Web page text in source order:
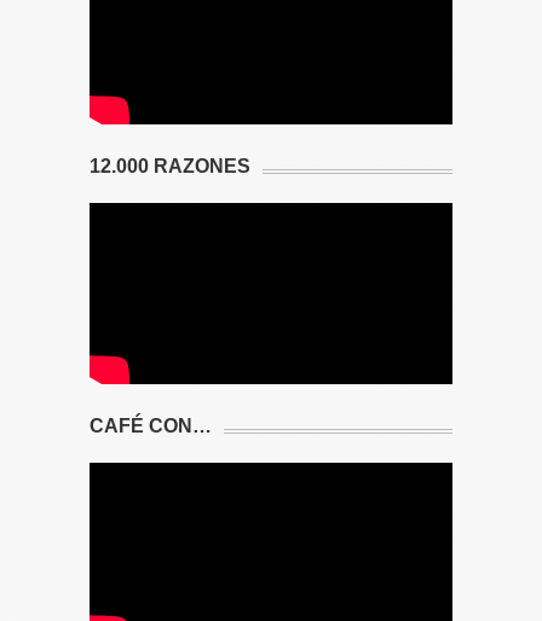
12.000 RAZONES
CAFÉ CON…